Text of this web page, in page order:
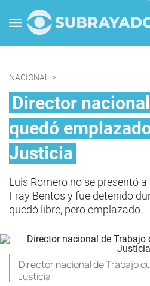
NACIONAL >
Director
quedó
Justicia
Luis Romero no se presentó
Fray Bentos y fue detenido
quedó libre, pero emplazado.
Director nacional de Trabajo
Justicia